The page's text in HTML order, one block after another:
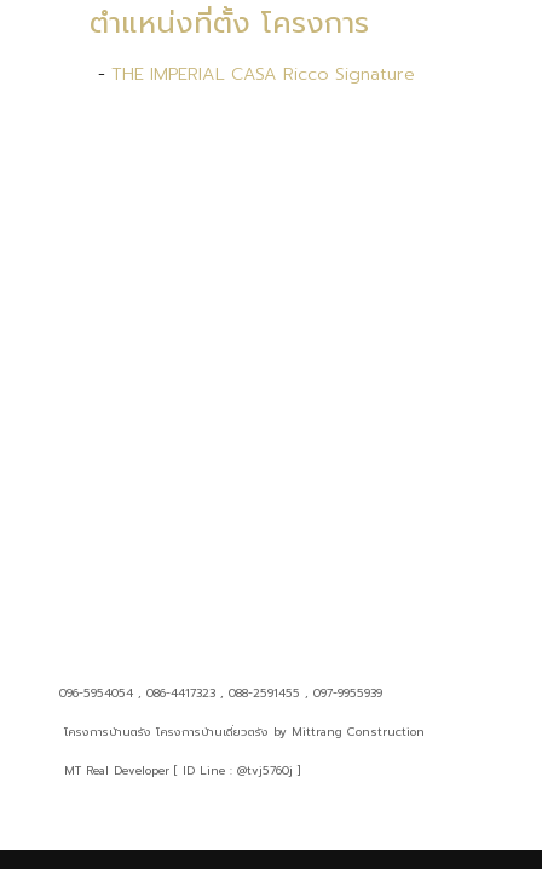
ตำแหน่งที่ตั้ง โครงการ
- THE IMPERIAL CASA Ricco Signature
096-5954054 , 086-4417323 , 088-2591455 , 097-9955939
โครงการบ้านตรัง โครงการบ้านเดี่ยวตรัง by Mittrang Construction
MT Real Developer [ ID Line : @tvj5760j ]